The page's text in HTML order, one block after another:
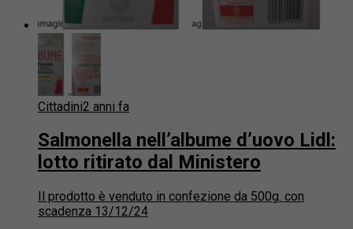
Cittadini2 anni fa
Salmonella nell’albume d’uovo Lidl:
lotto ritirato dal Ministero
Il prodotto è venduto in confezione da 500g. con
scadenza 13/12/24